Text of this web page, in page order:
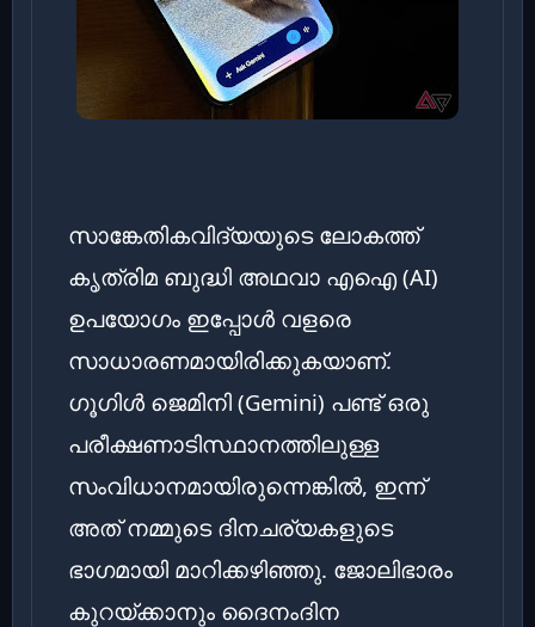
സാങ്കേതികവിദ്യയുടെ ലോകത്ത്
കൃത്രിമ ബുദ്ധി അഥവാ എഐ (AI)
ഉപയോഗം ഇപ്പോൾ വളരെ
സാധാരണമായിരിക്കുകയാണ്.
ഗൂഗിൾ ജെമിനി (Gemini) പണ്ട് ഒരു
പരീക്ഷണാടിസ്ഥാനത്തിലുള്ള
സംവിധാനമായിരുന്നെങ്കിൽ, ഇന്ന്
അത് നമ്മുടെ ദിനചര്യകളുടെ
ഭാഗമായി മാറിക്കഴിഞ്ഞു. ജോലിഭാരം
കുറയ്ക്കാനും ദൈനംദിന